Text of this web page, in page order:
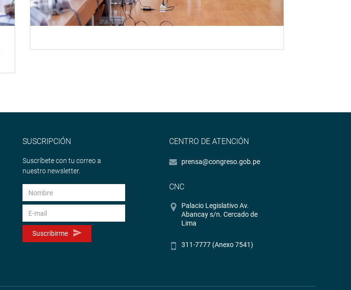
SUSCRIPCIÓN
Suscríbete con tu correo a
nuestro newsletter.
Suscribirme
CENTRO DE ATENCIÓN
prensa@congreso.gob.pe
CNC
Palacio Legislativo Av.
Abancay s/n. Cercado de
Lima
311-7777 (Anexo 7541)